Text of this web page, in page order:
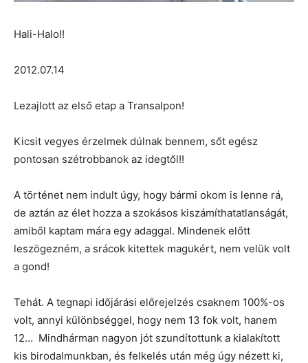
Hali-Halo!!
2012.07.14
Lezajlott az első etap a Transalpon!
Kicsit vegyes érzelmek dúlnak bennem, sőt egész
pontosan szétrobbanok az idegtől!!
A történet nem indult úgy, hogy bármi okom is lenne rá,
de aztán az élet hozza a szokásos kiszámíthatatlanságát,
amiből kaptam mára egy adaggal. Mindenek előtt
leszögezném, a srácok kitettek magukért, nem velük volt
a gond!
Tehát. A tegnapi időjárási előrejelzés csaknem 100%-os
volt, annyi különbséggel, hogy nem 13 fok volt, hanem
12… Mindhárman nagyon jót szundítottunk a kialakított
kis birodalmunkban, és felkelés után még úgy nézett ki,